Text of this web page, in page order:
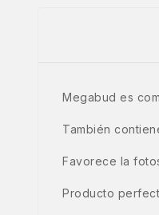
Megabud es
También
Favorece la
Producto